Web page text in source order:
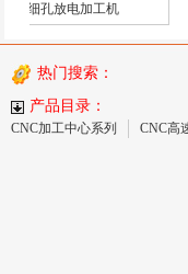
细孔放电加工机
热门搜索：
产品目录：
CNC加工中心系列 CNC高